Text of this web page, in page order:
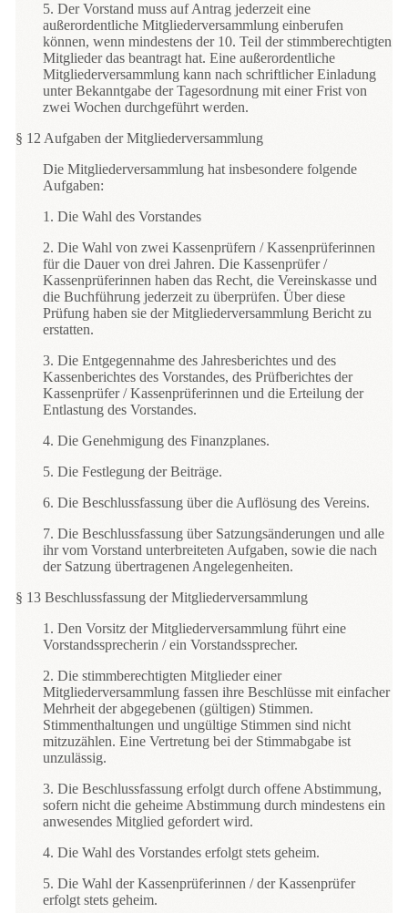
5. Der Vorstand muss auf Antrag jederzeit eine
außerordentliche Mitgliederversammlung einberufen
können, wenn mindestens der 10. Teil der stimmberechtigten
Mitglieder das beantragt hat. Eine außerordentliche
Mitgliederversammlung kann nach schriftlicher Einladung
unter Bekanntgabe der Tagesordnung mit einer Frist von
zwei Wochen durchgeführt werden.
§ 12 Aufgaben der Mitgliederversammlung
Die Mitgliederversammlung hat insbesondere folgende
Aufgaben:
1. Die Wahl des Vorstandes
2. Die Wahl von zwei Kassenprüfern / Kassenprüferinnen
für die Dauer von drei Jahren. Die Kassenprüfer /
Kassenprüferinnen haben das Recht, die Vereinskasse und
die Buchführung jederzeit zu überprüfen. Über diese
Prüfung haben sie der Mitgliederversammlung Bericht zu
erstatten.
3. Die Entgegennahme des Jahresberichtes und des
Kassenberichtes des Vorstandes, des Prüfberichtes der
Kassenprüfer / Kassenprüferinnen und die Erteilung der
Entlastung des Vorstandes.
4. Die Genehmigung des Finanzplanes.
5. Die Festlegung der Beiträge.
6. Die Beschlussfassung über die Auflösung des Vereins.
7. Die Beschlussfassung über Satzungsänderungen und alle
ihr vom Vorstand unterbreiteten Aufgaben, sowie die nach
der Satzung übertragenen Angelegenheiten.
§ 13 Beschlussfassung der Mitgliederversammlung
1. Den Vorsitz der Mitgliederversammlung führt eine
Vorstandssprecherin / ein Vorstandssprecher.
2. Die stimmberechtigten Mitglieder einer
Mitgliederversammlung fassen ihre Beschlüsse mit einfacher
Mehrheit der abgegebenen (gültigen) Stimmen.
Stimmenthaltungen und ungültige Stimmen sind nicht
mitzuzählen. Eine Vertretung bei der Stimmabgabe ist
unzulässig.
3. Die Beschlussfassung erfolgt durch offene Abstimmung,
sofern nicht die geheime Abstimmung durch mindestens ein
anwesendes Mitglied gefordert wird.
4. Die Wahl des Vorstandes erfolgt stets geheim.
5. Die Wahl der Kassenprüferinnen / der Kassenprüfer
erfolgt stets geheim.